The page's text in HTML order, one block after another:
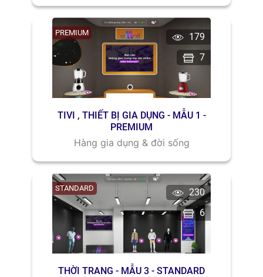
179
7
PREMIUM
TIVI , THIẾT BỊ GIA DỤNG - MẪU 1 -
PREMIUM
Hàng gia dụng & đời sống
230
6
STANDARD
THỜI TRANG - MẪU 3 - STANDARD